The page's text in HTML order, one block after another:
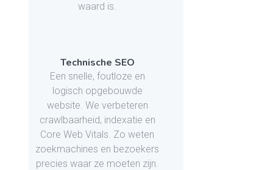
waard is.
Technische SEO
Een snelle, foutloze en
logisch opgebouwde
website. We verbeteren
crawlbaarheid, indexatie en
Core Web Vitals. Zo weten
zoekmachines en bezoekers
precies waar ze moeten zijn.